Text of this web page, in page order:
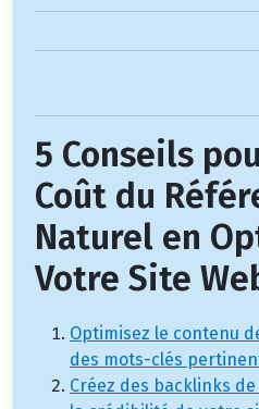
5 Conseils
Coût du
Naturel en
Votre Site
Optimisez le contenu
des mots-clés
Créez des backlinks